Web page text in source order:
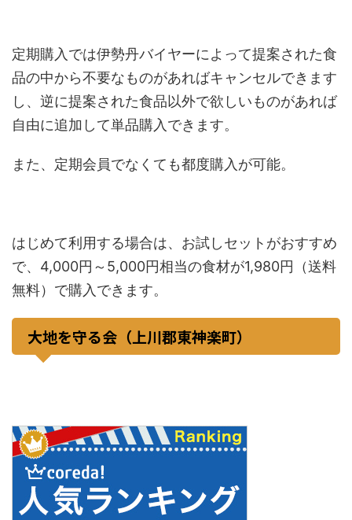
定期購入では伊勢丹バイヤーによって提案された食
品の中から不要なものがあればキャンセルできます
し、逆に提案された食品以外で欲しいものがあれば
自由に追加して単品購入できます。
また、定期会員でなくても都度購入が可能。
はじめて利用する場合は、お試しセットがおすすめ
で、4,000円～5,000円相当の食材が1,980円（送料
無料）で購入できます。
大地を守る会（上川郡東神楽町）